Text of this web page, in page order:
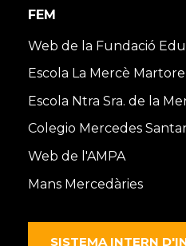
FEM
Web de la Fundació
Escola La Mercè Martorell
Escola Ntra Sra. de la
Colegio Mercedes
Web de l'AMPA
Mans Mercedàries
SISTEMA INTERN